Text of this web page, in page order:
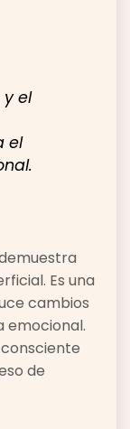
el
el
Es una
cambios
emocional.
de